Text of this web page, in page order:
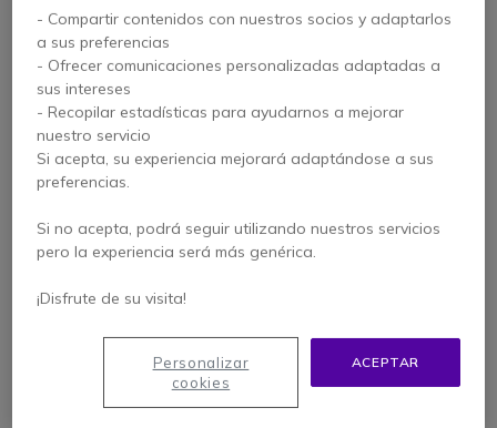
s/Iva
Cable 3M Peltor FL6U-
ASD46T
s/Iva 51,95 €
- Compartir contenidos con nuestros socios y adaptarlos
a sus preferencias
- Ofrecer comunicaciones personalizadas adaptadas a
sus intereses
- Recopilar estadísticas para ayudarnos a mejorar
nuestro servicio
Si acepta, su experiencia mejorará adaptándose a sus
preferencias.
Si no acepta, podrá seguir utilizando nuestros servicios
pero la experiencia será más genérica.
¡Disfrute de su visita!
ACEPTAR
Personalizar
cookies